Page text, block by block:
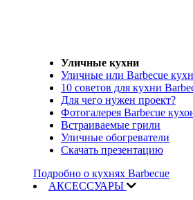
Уличные кухни
Уличные или Barbecue
10 советов для кухни
Для чего нужен проект?
Фотогалерея Barbecue
Встраиваемые грили
Уличные обогреватели
Скачать презентацию
Подробно о кухнях Barbecue
АКСЕССУАРЫ